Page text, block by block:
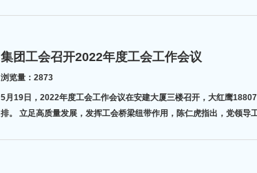
集团工会召开2022年度工会工作会议
浏览量：2873
5月19日，2022年度工会工作会议在安建大厦三楼召开，大红鹰
排。 立足高质量发展，发挥工会桥梁纽带作用，陈仁虎指出，党